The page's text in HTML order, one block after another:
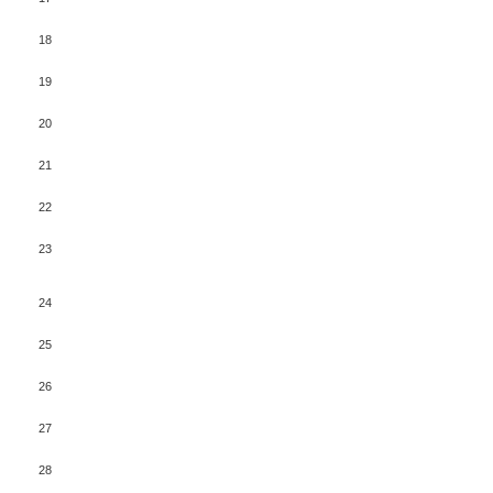
18
19
20
21
22
23
24
25
26
27
28